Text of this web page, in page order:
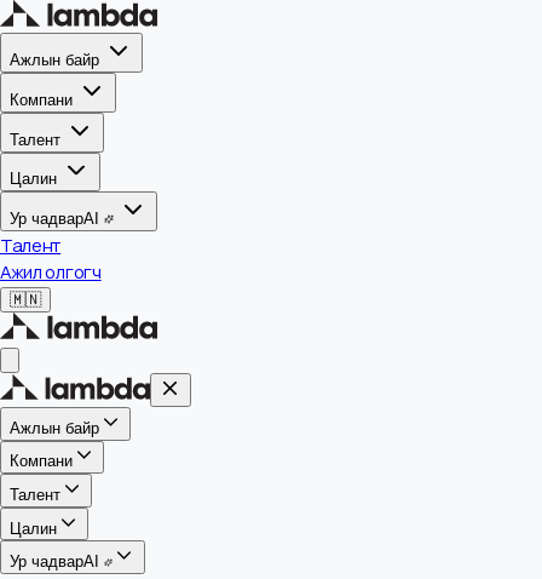
Ажлын байр
Компани
Талент
Цалин
Ур чадварAI
Талент
Ажил олгогч
🇲🇳
Ажлын байр
Компани
Талент
Цалин